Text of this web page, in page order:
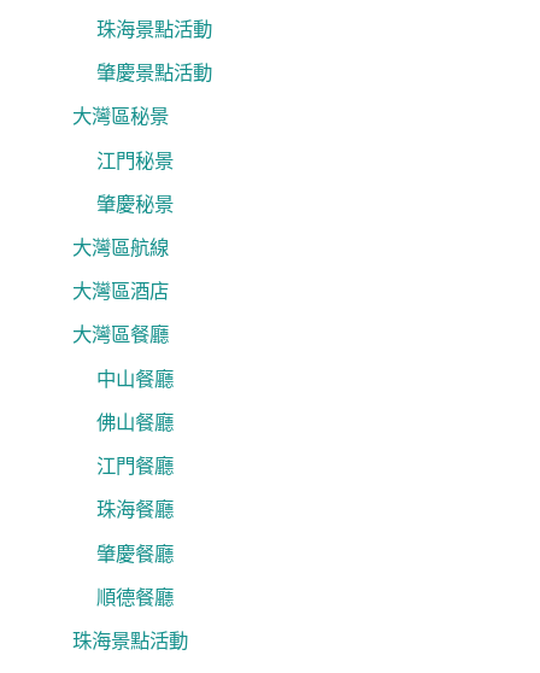
珠海景點活動
肇慶景點活動
大灣區秘景
江門秘景
肇慶秘景
大灣區航線
大灣區酒店
大灣區餐廳
中山餐廳
佛山餐廳
江門餐廳
珠海餐廳
肇慶餐廳
順德餐廳
珠海景點活動